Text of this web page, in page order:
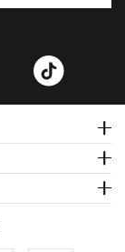
Facebook